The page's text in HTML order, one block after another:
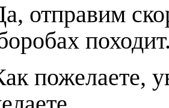
отправим
пожелаете,